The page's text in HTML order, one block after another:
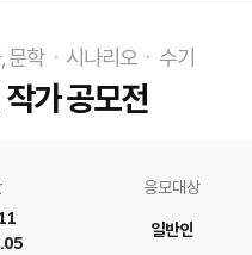
9
10
학ㆍ시나리오ㆍ수기
가 공모전
응모대상
일반인